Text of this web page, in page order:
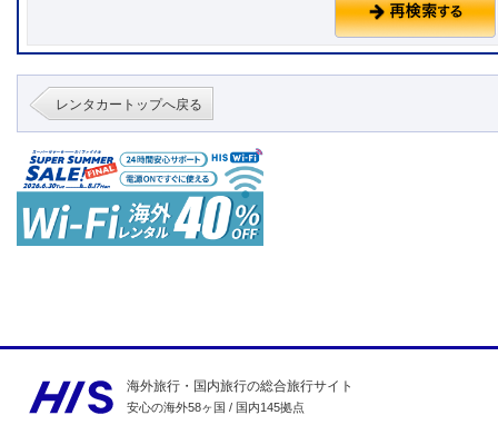
レンタカートップへ戻る
海外旅行・国内旅行の総合旅行サイト
安心の海外58ヶ国 / 国内145拠点